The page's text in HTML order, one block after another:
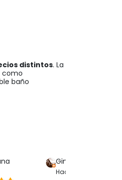
distintos. La
como
baño
Gina Bp
Hace 1 dia